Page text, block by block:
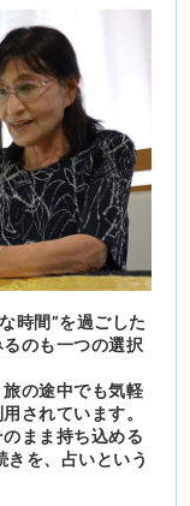
時間”を過ごした
のも一つの選択
の途中でも気軽
されています。
まま持ち込める
を、占いという